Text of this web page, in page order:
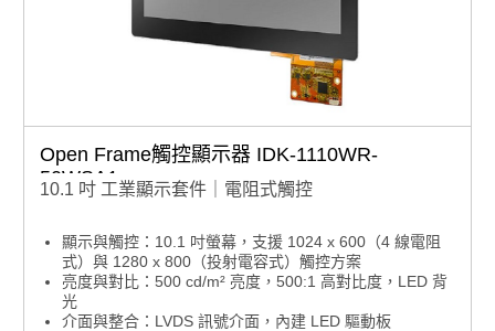
Open Frame觸控顯示器 IDK-1110WR-
50WSA1
10.1 吋 工業顯示套件｜電阻式觸控
顯示與觸控：10.1 吋螢幕，支援 1024 x 600（4 線電阻
式）與 1280 x 800（投射電容式）觸控方案
亮度與對比：500 cd/m² 亮度，500:1 高對比度，LED 背
光
介面與整合：LVDS 訊號介面，內建 LED 驅動板